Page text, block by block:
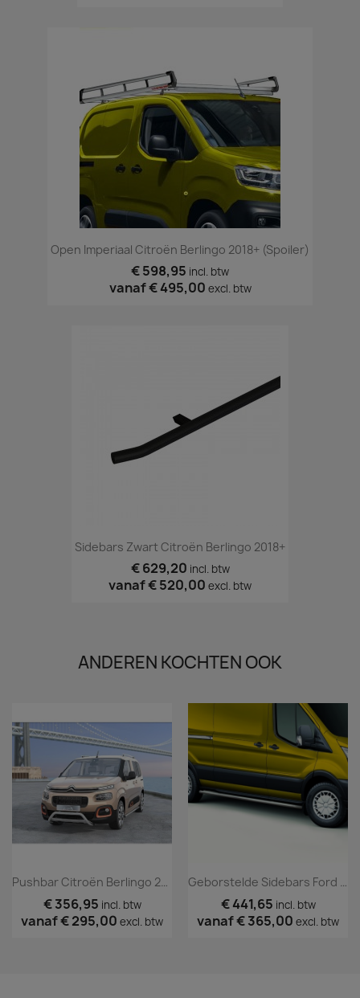
Open Imperiaal Citroën Berlingo 2018+ (spoiler)
€ 598,95 incl. btw
vanaf€ 495,00 excl. btw
Sidebars Zwart Citroën Berlingo 2018+
€ 629,20 incl. btw
vanaf€ 520,00 excl. btw
ANDEREN KOCHTEN OOK
Pushbar Citroën Berlingo 2018+ TÜV
€ 356,95 incl. btw
vanaf€ 295,00 excl. btw
Geborstelde Sidebars Ford Transit 2014+
€ 441,65 incl. btw
vanaf€ 365,00 excl. btw